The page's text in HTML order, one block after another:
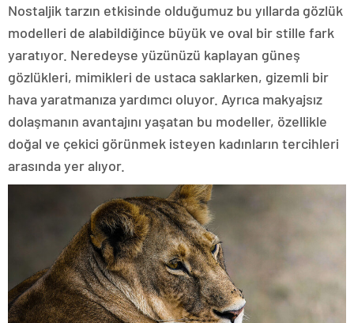
Nostaljik tarzın etkisinde olduğumuz bu yıllarda gözlük
modelleri de alabildiğince büyük ve oval bir stille fark
yaratıyor. Neredeyse yüzünüzü kaplayan güneş
gözlükleri, mimikleri de ustaca saklarken, gizemli bir
hava yaratmanıza yardımcı oluyor. Ayrıca makyajsız
dolaşmanın avantajını yaşatan bu modeller, özellikle
doğal ve çekici görünmek isteyen kadınların tercihleri
arasında yer alıyor.